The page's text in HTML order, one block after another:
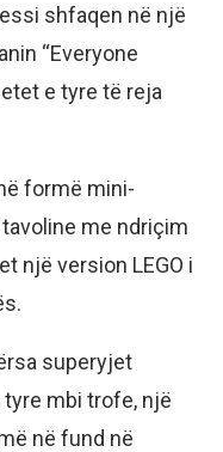
shfaqen në një
“Everyone
e tyre të reja
formë mini-
me ndriçim
një version LEGO i
superyjet
mbi trofe, një
në fund në